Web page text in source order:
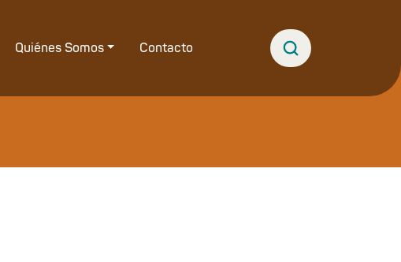
Quiénes Somos Contacto